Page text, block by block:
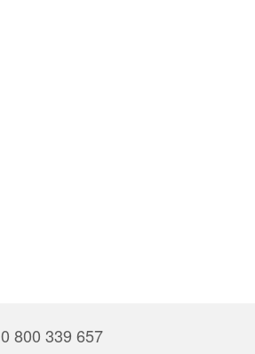
0 800 339 657